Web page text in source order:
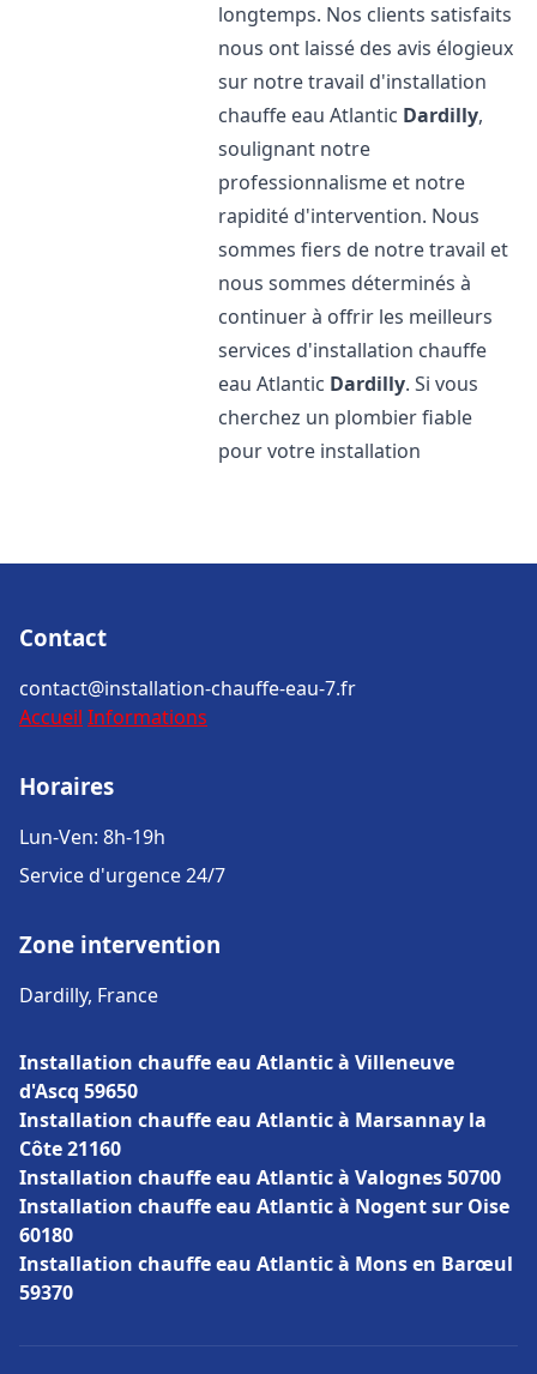
longtemps. Nos clients satisfaits
nous ont laissé des avis élogieux
sur notre travail d'installation
chauffe eau Atlantic Dardilly,
soulignant notre
professionnalisme et notre
rapidité d'intervention. Nous
sommes fiers de notre travail et
nous sommes déterminés à
continuer à offrir les meilleurs
services d'installation chauffe
eau Atlantic Dardilly. Si vous
cherchez un plombier fiable
pour votre installation
Contact
contact@installation-chauffe-eau-7.fr
Accueil Informations
Horaires
Lun-Ven: 8h-19h
Service d'urgence 24/7
Zone intervention
Dardilly, France
Installation chauffe eau Atlantic à Villeneuve
d'Ascq 59650
Installation chauffe eau Atlantic à Marsannay la
Côte 21160
Installation chauffe eau Atlantic à Valognes 50700
Installation chauffe eau Atlantic à Nogent sur Oise
60180
Installation chauffe eau Atlantic à Mons en Barœul
59370